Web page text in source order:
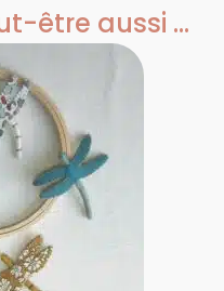
être aussi ...